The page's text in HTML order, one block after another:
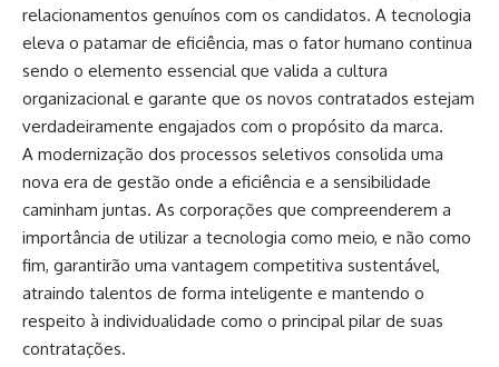
relacionamentos genuínos com os candidatos. A tecnologia
eleva o patamar de eficiência, mas o fator humano continua
sendo o elemento essencial que valida a cultura
organizacional e garante que os novos contratados estejam
verdadeiramente engajados com o propósito da marca.
A modernização dos processos seletivos consolida uma
nova era de gestão onde a eficiência e a sensibilidade
caminham juntas. As corporações que compreenderem a
importância de utilizar a tecnologia como meio, e não como
fim, garantirão uma vantagem competitiva sustentável,
atraindo talentos de forma inteligente e mantendo o
respeito à individualidade como o principal pilar de suas
contratações.